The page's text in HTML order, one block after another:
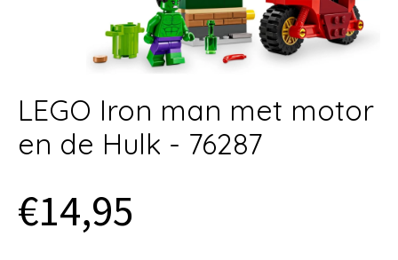
LEGO Iron man met motor
en de Hulk - 76287
€14,95